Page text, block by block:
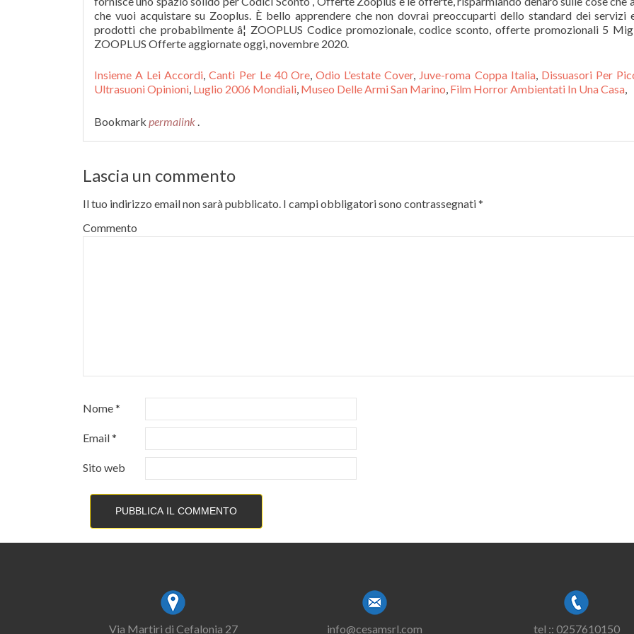
che vuoi acquistare su Zooplus. È bello apprendere che non dovrai preoccuparti dello standard dei servizi
prodotti che probabilmente â¦ ZOOPLUS Codice promozionale, codice sconto, offerte promozionali 5
ZOOPLUS Offerte aggiornate oggi, novembre 2020.
Insieme A Lei Accordi,Canti Per Le 40 Ore,Odio L'estate Cover, Juve-roma Coppa Italia, Dissuasori Per
Ultrasuoni Opinioni, Luglio 2006 Mondiali, Museo Delle Armi San Marino, Film Horror Ambientati In Una Casa,
Bookmark permalink .
Lascia un commento
Il tuo indirizzo email non sarà pubblicato. I campi obbligatori sono contrassegnati*
Commento
Nome*
Email*
Sito web
Via Martiri di Cefalonia 27 info@cesamsrl.com tel :: 0257610150